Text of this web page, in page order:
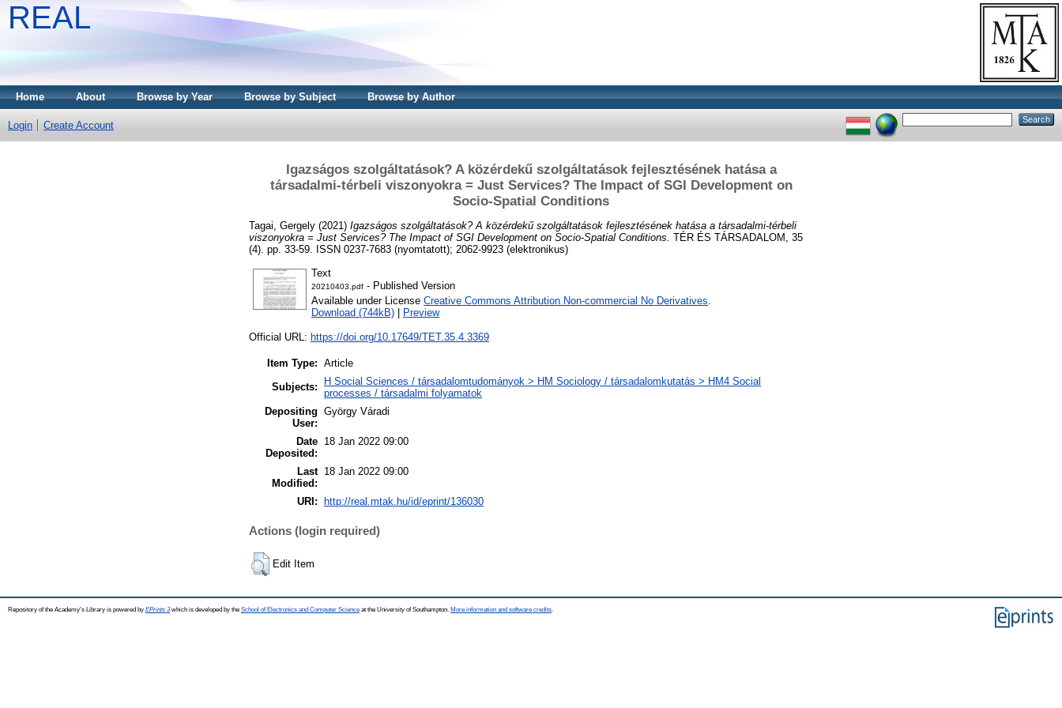
REAL
Home About Browse by Year Browse by Subject Browse by Author
Login Create Account
Igazságos szolgáltatások? A közérdekű szolgáltatások fejlesztésének hatása a
társadalmi-térbeli viszonyokra = Just Services? The Impact of SGI Development on
Socio-Spatial Conditions
Tagai, Gergely (2021) Igazságos szolgáltatások? A közérdekű szolgáltatások fejlesztésének hatása a társadalmi-térbeli
viszonyokra = Just Services? The Impact of SGI Development on Socio-Spatial Conditions. TÉR ÉS TÁRSADALOM, 35
(4). pp. 33-59. ISSN 0237-7683 (nyomtatott); 2062-9923 (elektronikus)
Text
20210403.pdf - Published Version
Available under License Creative Commons Attribution Non-commercial No Derivatives.
Download (744kB)
Preview
Official URL: https://doi.org/10.17649/TET.35.4.3369
Item Type: Article
Subjects:
H Social Sciences / társadalomtudományok > HM Sociology / társadalomkutatás > HM4 Social
processes / társadalmi folyamatok
Depositing
User:
György Váradi
Date
Deposited:
18 Jan 2022 09:00
Last
Modified:
18 Jan 2022 09:00
URI: http://real.mtak.hu/id/eprint/136030
Actions (login required)
Edit Item
Repository of the Academy's Library is powered by EPrints 3which is developed by the School of Electronics and Computer Science at the University of Southampton. More information and software credits